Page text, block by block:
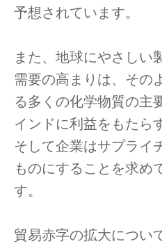
予想されています。
また、地球にやさしい
需要の高まりは、その
る多くの化学物質の主
インドに利益をもたら
そして企業はサプライ
ものにすることを求め
す。
貿易赤字の拡大につい